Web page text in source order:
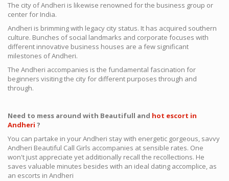
The city of Andheri is likewise renowned for the business group or
center for India.
Andheri is brimming with legacy city status. It has acquired southern
culture. Bunches of social landmarks and corporate focuses with
different innovative business houses are a few significant
milestones of Andheri.
The Andheri accompanies is the fundamental fascination for
beginners visiting the city for different purposes through and
through.
Need to mess around with Beautifull and hot escort in
Andheri ?
You can partake in your Andheri stay with energetic gorgeous, savvy
Andheri Beautiful Call Girls accompanies at sensible rates. One
won't just appreciate yet additionally recall the recollections. He
saves valuable minutes besides with an ideal dating accomplice, as
an escorts in Andheri